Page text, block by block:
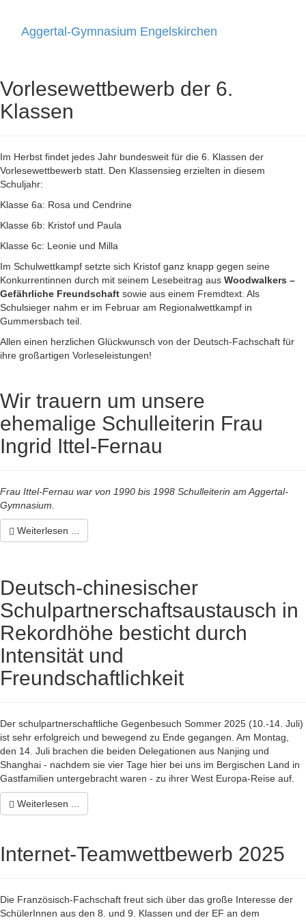
Aggertal-Gymnasium Engelskirchen
Vorlesewettbewerb der 6.
Klassen
Im Herbst findet jedes Jahr bundesweit für die 6. Klassen der
Vorlesewettbewerb statt. Den Klassensieg erzielten in diesem
Schuljahr:
Klasse 6a: Rosa und Cendrine
Klasse 6b: Kristof und Paula
Klasse 6c: Leonie und Milla
Im Schulwettkampf setzte sich Kristof ganz knapp gegen seine
Konkurrentinnen durch mit seinem Lesebeitrag aus Woodwalkers –
Gefährliche Freundschaft sowie aus einem Fremdtext. Als
Schulsieger nahm er im Februar am Regionalwettkampf in
Gummersbach teil.
Allen einen herzlichen Glückwunsch von der Deutsch-Fachschaft für
ihre großartigen Vorleseleistungen!
Wir trauern um unsere
ehemalige Schulleiterin Frau
Ingrid Ittel-Fernau
Frau Ittel-Fernau war von 1990 bis 1998 Schulleiterin am Aggertal-
Gymnasium.
Weiterlesen ...
Deutsch-chinesischer
Schulpartnerschaftsaustausch in
Rekordhöhe besticht durch
Intensität und
Freundschaftlichkeit
Der schulpartnerschaftliche Gegenbesuch Sommer 2025 (10.-14. Juli)
ist sehr erfolgreich und bewegend zu Ende gegangen. Am Montag,
den 14. Juli brachen die beiden Delegationen aus Nanjing und
Shanghai - nachdem sie vier Tage hier bei uns im Bergischen Land in
Gastfamilien untergebracht waren - zu ihrer West Europa-Reise auf.
Weiterlesen ...
Internet-Teamwettbewerb 2025
Die Französisch-Fachschaft freut sich über das große Interesse der
SchülerInnen aus den 8. und 9. Klassen und der EF an dem